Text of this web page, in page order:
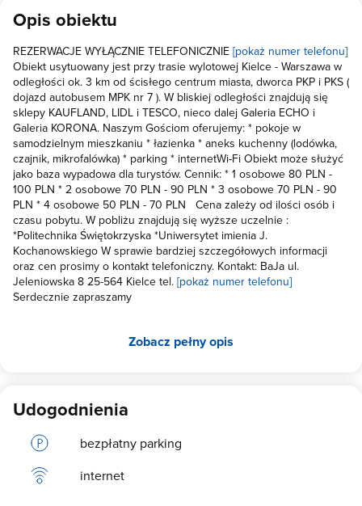
Opis obiektu
REZERWACJE WYŁĄCZNIE TELEFONICZNIE [pokaż numer telefonu]
Obiekt usytuowany jest przy trasie wylotowej Kielce - Warszawa w
odległości ok. 3 km od ścisłego centrum miasta, dworca PKP i PKS (
dojazd autobusem MPK nr 7 ). W bliskiej odległości znajdują się
sklepy KAUFLAND, LIDL i TESCO, nieco dalej Galeria ECHO i
Galeria KORONA. Naszym Gościom oferujemy: * pokoje w
samodzielnym mieszkaniu * łazienka * aneks kuchenny (lodówka,
czajnik, mikrofalówka) * parking * internetWi-Fi Obiekt może służyć
jako baza wypadowa dla turystów. Cennik: * 1 osobowe 80 PLN -
100 PLN * 2 osobowe 70 PLN - 90 PLN * 3 osobowe 70 PLN - 90
PLN * 4 osobowe 50 PLN - 70 PLN Cena zależy od ilości osób i
czasu pobytu. W pobliżu znajdują się wyższe uczelnie :
*Politechnika Świętokrzyska *Uniwersytet imienia J.
Kochanowskiego W sprawie bardziej szczegółowych informacji
oraz cen prosimy o kontakt telefoniczny. Kontakt: BaJa ul.
Jeleniowska 8 25-564 Kielce tel. [pokaż numer telefonu]
Serdecznie zapraszamy
Zobacz pełny opis
Udogodnienia
bezpłatny parking
internet